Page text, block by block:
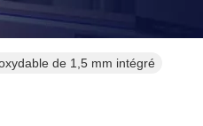
de 1,5 mm intégré